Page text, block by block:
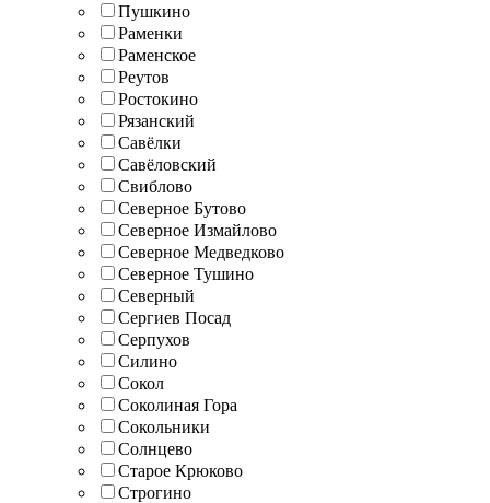
Пушкино
Раменки
Раменское
Реутов
Ростокино
Рязанский
Савёлки
Савёловский
Свиблово
Северное Бутово
Северное Измайлово
Северное Медведково
Северное Тушино
Северный
Сергиев Посад
Серпухов
Силино
Сокол
Соколиная Гора
Сокольники
Солнцево
Старое Крюково
Строгино